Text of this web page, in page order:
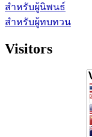
สำหรับผู้นิพนธ์
สำหรับผู้ทบทวน
Visitors